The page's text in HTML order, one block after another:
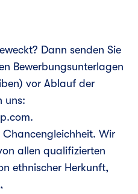
Dann senden Sie
Bewerbungsunterlagen
vor Ablauf der
uns:
Wir
allen qualifizierten
ethnischer Herkunft,